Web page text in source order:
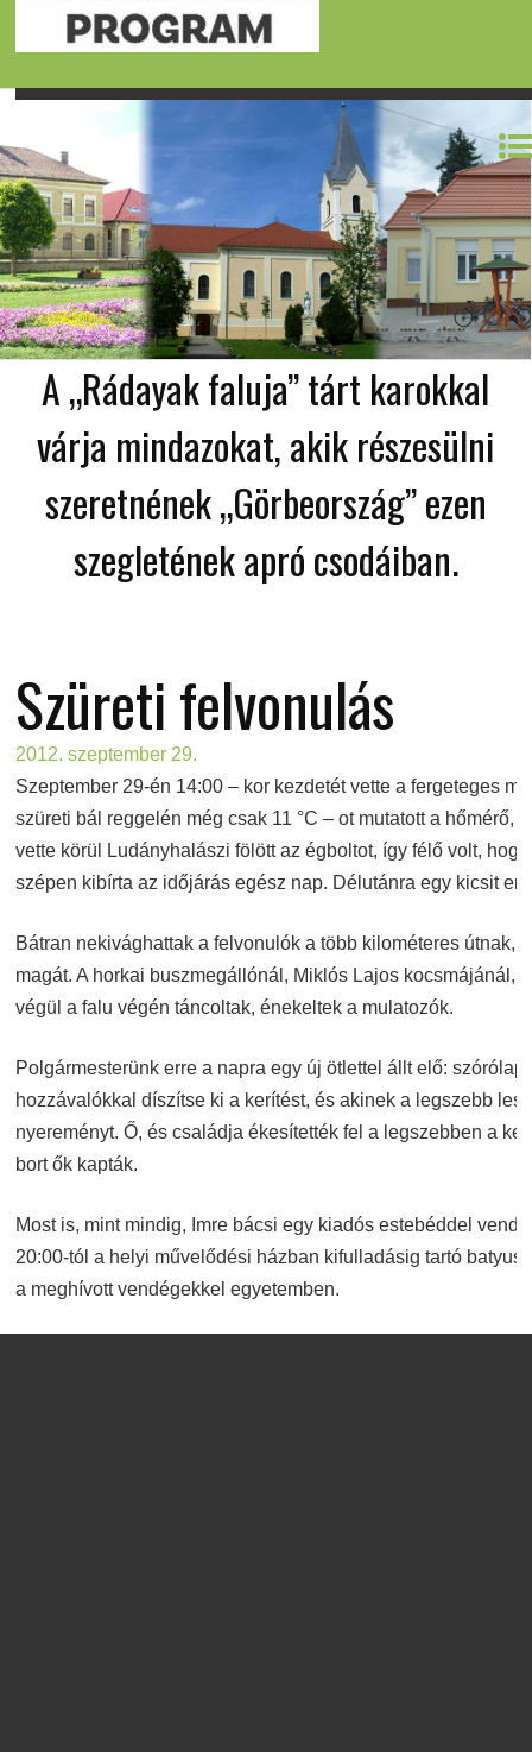
A „Rádayak faluja” tárt karokkal
várja mindazokat, akik részesülni
szeretnének „Görbeország” ezen
szegletének apró csodáiban.
Szüreti felvonulás
2012. szeptember 29.
Szeptember 29-én 14:00 – kor kezdetét vette a fergeteges
szüreti bál reggelén még csak 11 °C – ot mutatott a hőmérő,
vette körül Ludányhalászi fölött az égboltot, így félő volt,
szépen kibírta az időjárás egész nap. Délutánra egy kicsit
Bátran nekivághattak a felvonulók a több kilométeres útnak,
magát. A horkai buszmegállónál, Miklós Lajos kocsmájánál,
végül a falu végén táncoltak, énekeltek a mulatozók.
Polgármesterünk erre a napra egy új ötlettel állt elő:
hozzávalókkal díszítse ki a kerítést, és akinek a legszebb
nyereményt. Ő, és családja ékesítették fel a legszebben a
bort ők kapták.
Most is, mint mindig, Imre bácsi egy kiadós estebéddel
20:00-tól a helyi művelődési házban kifulladásig tartó
a meghívott vendégekkel egyetemben.